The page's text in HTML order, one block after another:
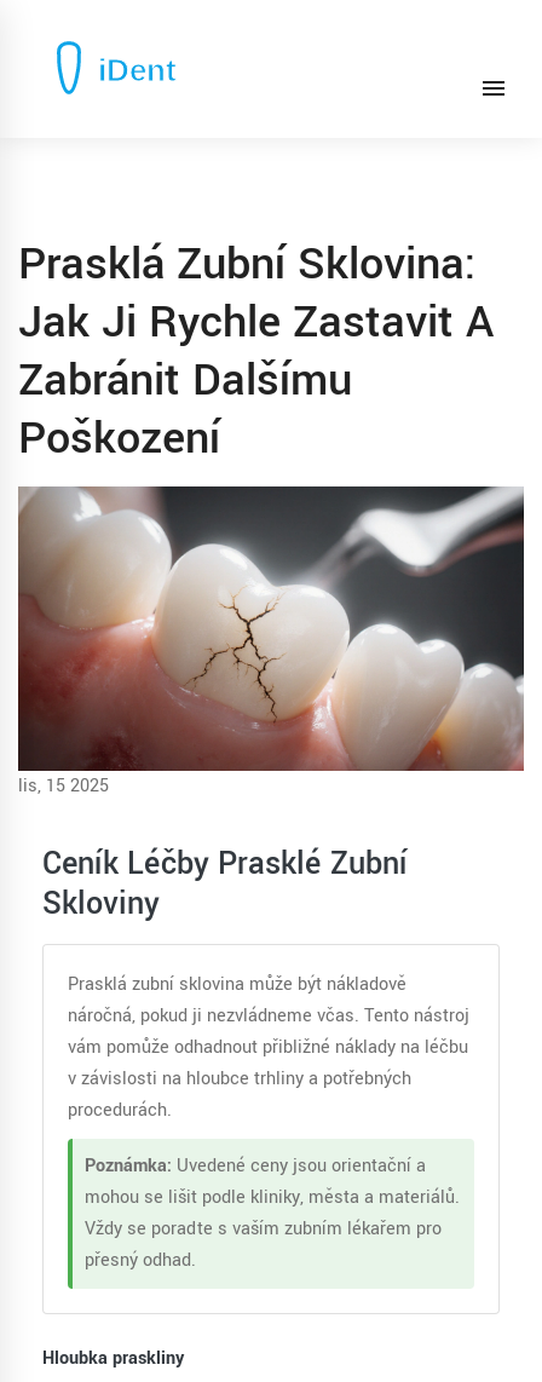
Prasklá Zubní Sklovina:
Jak Ji Rychle Zastavit A
Zabránit Dalšímu
Poškození
lis, 15 2025
Ceník Léčby Prasklé Zubní
Skloviny
Prasklá zubní sklovina může být nákladově
náročná, pokud ji nezvládneme včas. Tento nástroj
vám pomůže odhadnout přibližné náklady na léčbu
v závislosti na hloubce trhliny a potřebných
procedurách.
Poznámka: Uvedené ceny jsou orientační a
mohou se lišit podle kliniky, města a materiálů.
Vždy se poraďte s vaším zubním lékařem pro
přesný odhad.
Hloubka praskliny